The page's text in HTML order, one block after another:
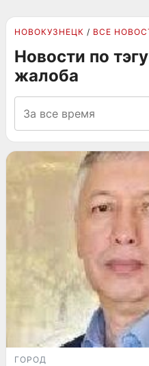
НОВОКУЗНЕЦК ВСЕ
Новости по
жалоба
ГОРОД